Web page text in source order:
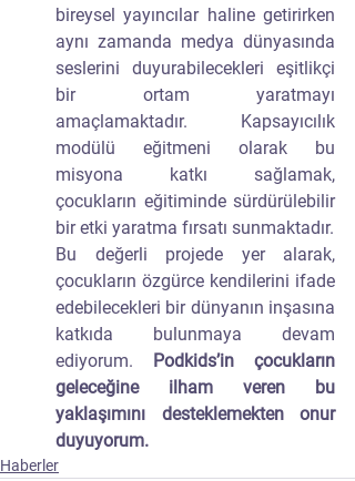
bireysel yayıncılar haline getirirken
aynı zamanda medya dünyasında
seslerini duyurabilecekleri eşitlikçi
bir ortam yaratmayı
amaçlamaktadır. Kapsayıcılık
modülü eğitmeni olarak bu
misyona katkı sağlamak,
çocukların eğitiminde sürdürülebilir
bir etki yaratma fırsatı sunmaktadır.
Bu değerli projede yer alarak,
çocukların özgürce kendilerini ifade
edebilecekleri bir dünyanın inşasına
katkıda bulunmaya devam
ediyorum. Podkids’in çocukların
geleceğine ilham veren bu
yaklaşımını desteklemekten onur
duyuyorum.
Haberler